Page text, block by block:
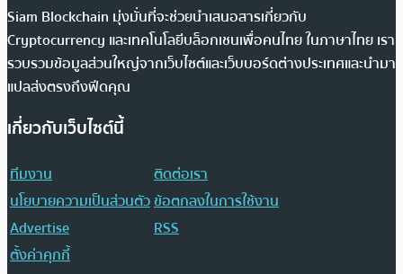
Siam Blockchain มุ่งมั่นที่จะช่วยนำเสนอสารเกี่ยวกับ
Cryptocurrency และเทคโนโลยีบล็อกเชนเพื่อคนไทย ในภาษาไทย เรา
รวบรวมข้อมูลส่วนใหญ่จากเว็บไซต์และเว็บบอร์ดต่างประเทศและนำมา
แปลส่งตรงถึงฟีดคุณ
เกี่ยวกับเว็บไซต์นี้
ทีมงาน
ติดต่อเรา
นโยบายความเป็นส่วนตัวข้อตกลงในการใช้งาน
Advertise
RSS
ตั้งค่าคุกกี้